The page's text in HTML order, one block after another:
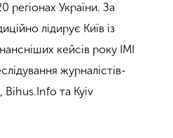
регіонах України. За
лідирує Київ із
кейсів року ІМІ
журналістів-
Bihus.Info та Kyiv